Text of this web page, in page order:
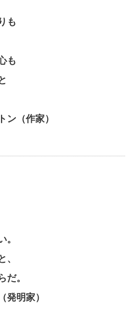
も
も
ン（作家）
。
、
だ。
発明家）